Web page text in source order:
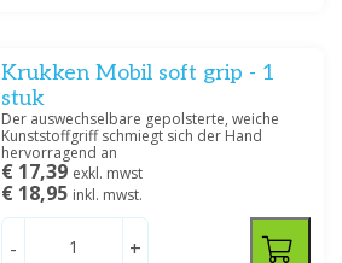
Krukken Mobil soft grip - 1
stuk
Der auswechselbare gepolsterte, weiche
Kunststoffgriff schmiegt sich der Hand
hervorragend an
€ 17,39 exkl. mwst
€ 18,95 inkl. mwst.
- +